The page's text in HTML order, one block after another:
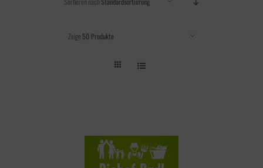
Zeige 50 Produkte